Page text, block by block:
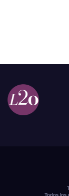
Todos los